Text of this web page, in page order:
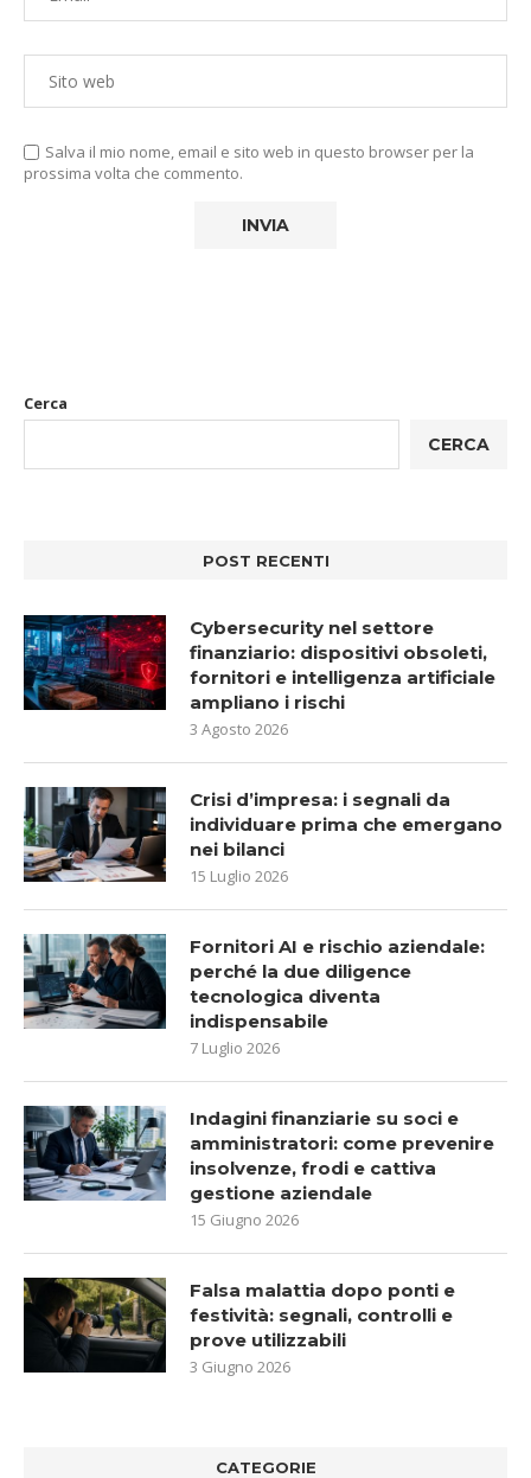
Salva il mio nome, email e sito web in questo browser per la
prossima volta che commento.
Cerca
CERCA
POST RECENTI
Cybersecurity nel settore
finanziario: dispositivi obsoleti,
fornitori e intelligenza artificiale
ampliano i rischi
3 Agosto 2026
Crisi d’impresa: i segnali da
individuare prima che emergano
nei bilanci
15 Luglio 2026
Fornitori AI e rischio aziendale:
perché la due diligence
tecnologica diventa
indispensabile
7 Luglio 2026
Indagini finanziarie su soci e
amministratori: come prevenire
insolvenze, frodi e cattiva
gestione aziendale
15 Giugno 2026
Falsa malattia dopo ponti e
festività: segnali, controlli e
prove utilizzabili
3 Giugno 2026
CATEGORIE